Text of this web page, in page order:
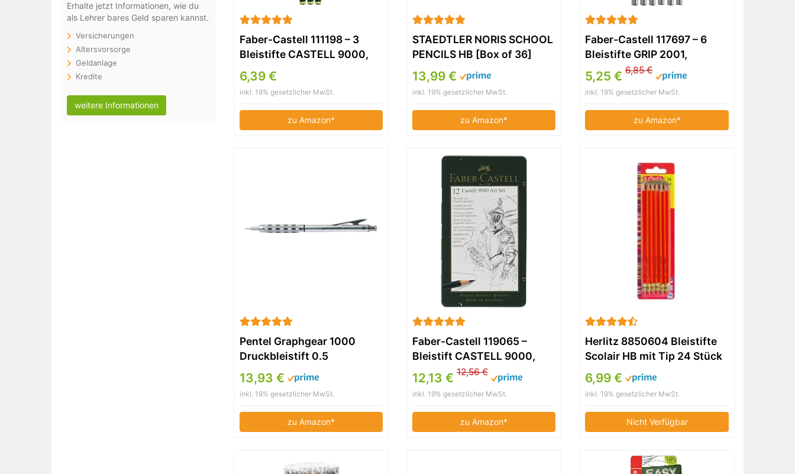
Faber-Castell 111198 – 3
Bleistifte CASTELL 9000,
Härtegrad: H, Schaftfarbe:
grün
6,39 €
inkl. 19% gesetzlicher MwSt.
zu Amazon*
STAEDTLER NORIS SCHOOL
PENCILS HB [Box of 36]
13,99 €
inkl. 19% gesetzlicher MwSt.
zu Amazon*
Faber-Castell 117697 – 6
Bleistifte GRIP 2001,
Härtegrad: HB, Schaftfarbe:
silber
5,25 €6,85 €
inkl. 19% gesetzlicher MwSt.
zu Amazon*
Pentel Graphgear 1000
Druckbleistift 0.5
millimeters
13,93 €
inkl. 19% gesetzlicher MwSt.
zu Amazon*
Faber-Castell 119065 –
Bleistift CASTELL 9000,
12er Art Set, Inhalt 8B – 2H
12,13 € 12,56 €
inkl. 19% gesetzlicher MwSt.
zu Amazon*
Herlitz 8850604 Bleistifte
Scolair HB mit Tip 24 Stück
FSC Holz, lackiert
6,99 €
inkl. 19% gesetzlicher MwSt.
Nicht Verfügbar
Erhalte jetzt Informationen, wie du
als Lehrer bares Geld sparen kannst.
Versicherungen
Altersvorsorge
Geldanlage
Kredite
weitere Informationen